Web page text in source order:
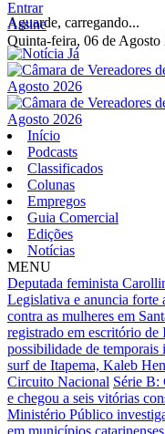
Aguarde, carregando...
Entrar
Assine
Quinta-feira, 06 de Agosto
Início
Podcasts
Classificados
Colunas
Empregos
Guia Comercial
Edições
Notícias
MENU
Deputada feminista
Legislativa e anuncia forte
contra as mulheres em
registrado em escritório de
possibilidade de temporais
surf de Itapema, Kaleb
Circuito Nacional Série B:
e chegou a seis vitórias
Ministério Público
em municípios catarinenses